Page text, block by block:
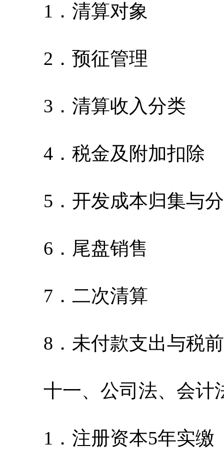
1．清算对象
2．预征管理
3．清算收入分类
4．税金及附加扣除
5．开发成本归集与分
6．尾盘销售
7．二次清算
8．未付款支出与税
十一、公司法、会计
1．注册资本5年实缴